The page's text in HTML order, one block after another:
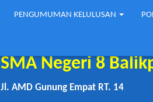
PENGUMUMAN KELULUSAN
SMA Negeri 8
Jl. AMD Gunung Empat RT. 14